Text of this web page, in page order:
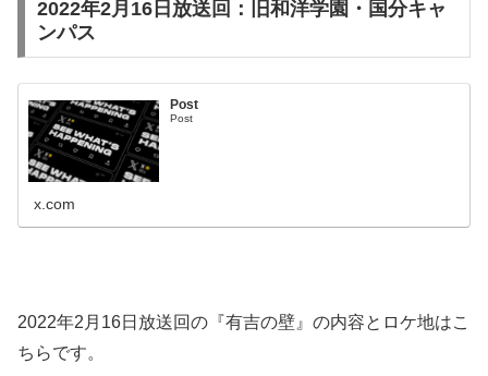
2022年2月16日放送回：旧和洋学園・国分キャ
ンパス
Post
Post
x.com
2022年2月16日放送回の『有吉の壁』の内容とロケ地はこ
ちらです。